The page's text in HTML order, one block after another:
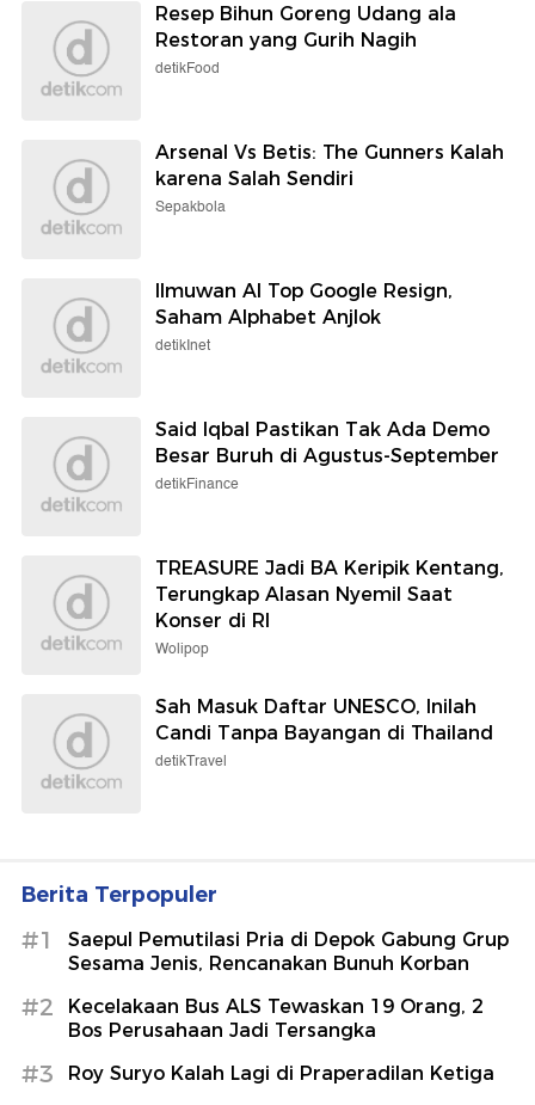
Resep Bihun Goreng Udang ala
Restoran yang Gurih Nagih
detikFood
Arsenal Vs Betis: The Gunners Kalah
karena Salah Sendiri
Sepakbola
Ilmuwan AI Top Google Resign,
Saham Alphabet Anjlok
detikInet
Said Iqbal Pastikan Tak Ada Demo
Besar Buruh di Agustus-September
detikFinance
TREASURE Jadi BA Keripik Kentang,
Terungkap Alasan Nyemil Saat
Konser di RI
Wolipop
Sah Masuk Daftar UNESCO, Inilah
Candi Tanpa Bayangan di Thailand
detikTravel
Berita Terpopuler
#1
Saepul Pemutilasi Pria di Depok Gabung Grup
Sesama Jenis, Rencanakan Bunuh Korban
#2
Kecelakaan Bus ALS Tewaskan 19 Orang, 2
Bos Perusahaan Jadi Tersangka
#3 Roy Suryo Kalah Lagi di Praperadilan Ketiga